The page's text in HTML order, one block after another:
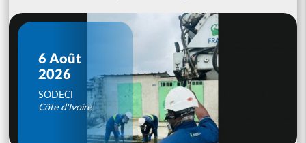
6 Août
2026
SODECI
Côte d'Ivoire